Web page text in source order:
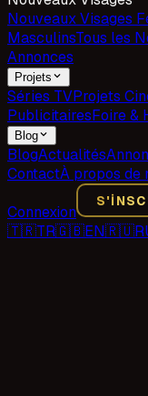
Nouveaux Visages
MasculinsTous les
Annonces
Projets
Séries TVProjets
PublicitairesFoire &
Blog
BlogActualités
ContactÀ propos de
Connexion
🇹🇷TR🇬🇧EN🇷🇺